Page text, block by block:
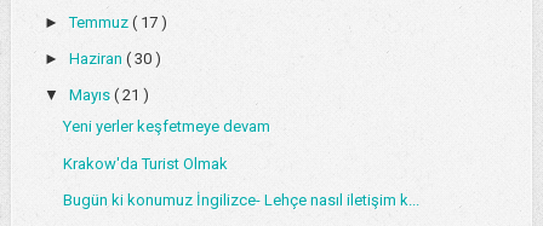
►Temmuz ( 17 )
► Haziran ( 30 )
▼ Mayıs ( 21 )
Yeni yerler keşfetmeye devam
Krakow'da Turist Olmak
Bugün ki konumuz İngilizce- Lehçe nasıl iletişim k...